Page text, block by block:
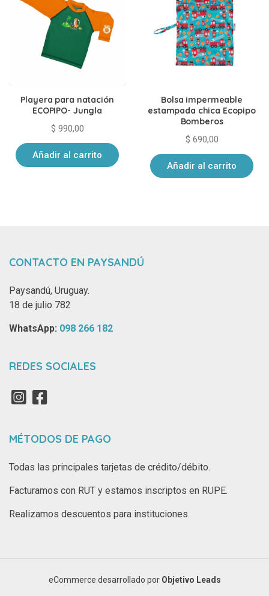
Playera para natación
ECOPIPO- Jungla
$ 990,00
Añadir al carrito
Bolsa impermeable
estampada chica Ecopipo
Bomberos
$ 690,00
Añadir al carrito
CONTACTO EN PAYSANDÚ
Paysandú, Uruguay.
18 de julio 782
WhatsApp: ‪ 098 266 182‬
REDES SOCIALES
MÉTODOS DE PAGO
Todas las principales tarjetas de crédito/débito.
Facturamos con RUT y estamos inscriptos en RUPE.
Realizamos descuentos para instituciones.
eCommerce desarrollado por Objetivo Leads